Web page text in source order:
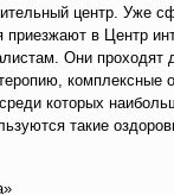
центр. Уже
приезжают в Центр
Они проходят
комплексные
которых
такие